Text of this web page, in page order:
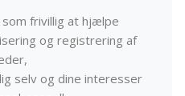
frivillig at hjælpe
og registrering af
selv og dine interesser